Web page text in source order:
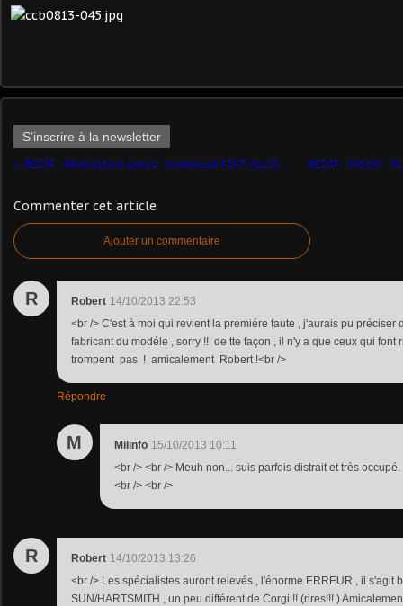
S'inscrire à la newsletter
REDIF - Réalisation perso : niveleuse FIAT-ALLIS FG 75 et porte-char TRM 700-100 (par Yves)
Commenter cet article
Ajouter un commentaire
R Robert 14/10/2013 22:53
<br /> C'est à moi qui revient la premiére faute , j'aurais pu préciser
fabricant du modéle , sorry !! de tte façon , il n'y a que ceux qui font
trompent pas ! amicalement Robert !<br />
Répondre
M Milinfo 15/10/2013 10:11
<br /> <br /> Meuh non... suis parfois distrait et très
<br /> <br />
R Robert 14/10/2013 13:26
<br /> Les spécialistes auront relevés , l'énorme ERREUR , il s'agit
SUN/HARTSMITH , un peu différent de Corgi !! (rires!!! )